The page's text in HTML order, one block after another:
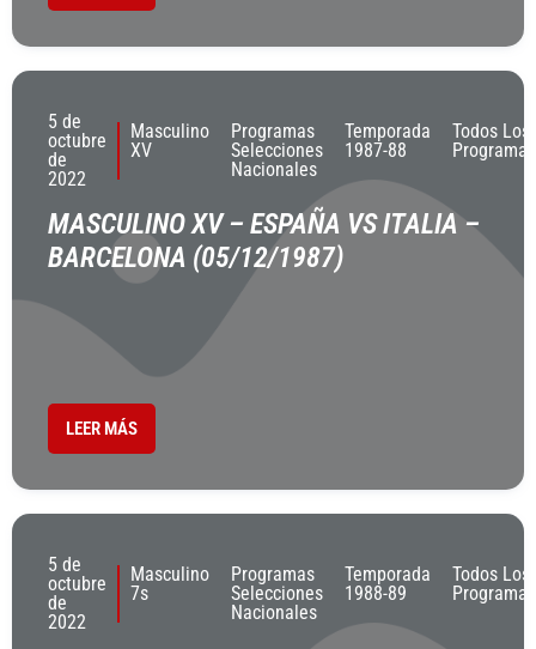
5 de
octubre
de
2022
Masculino
XV
Programas
Selecciones
Nacionales
Temporada
1987-88
Todos Los
Programas
MASCULINO XV – ESPAÑA VS ITALIA –
BARCELONA (05/12/1987)
LEER MÁS
5 de
octubre
de
2022
Masculino
7s
Programas
Selecciones
Nacionales
Temporada
1988-89
Todos Los
Programas